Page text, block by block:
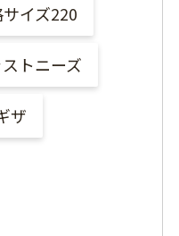
イズ220
トニーズ
ザ